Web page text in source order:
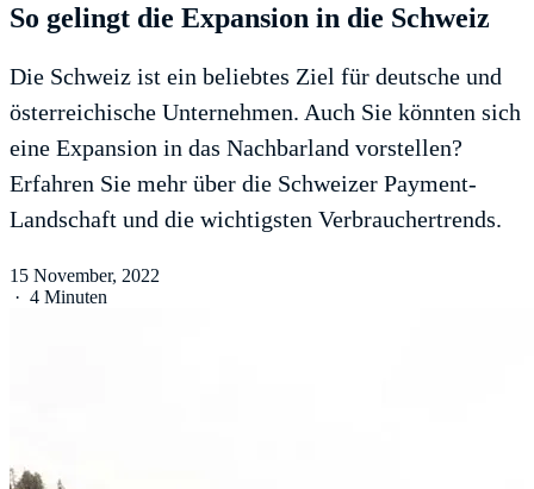
So gelingt die Expansion in die Schweiz
Die Schweiz ist ein beliebtes Ziel für deutsche und
österreichische Unternehmen. Auch Sie könnten sich
eine Expansion in das Nachbarland vorstellen?
Erfahren Sie mehr über die Schweizer Payment-
Landschaft und die wichtigsten Verbrauchertrends.
15 November, 2022
· 4 Minuten